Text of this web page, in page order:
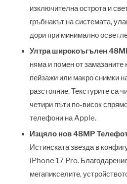
изключителна острота и
гръбнакът на системата,
дори при минимално
Ултра широкоъгълен
няма и помен от
пейзажи или макро снимки
разстояние. Текстурите са
четири пъти по-висок
телефони на Apple.
Изцяло нов 48MP
Истинската звезда в
iPhone 17 Pro.
мегапикселите,